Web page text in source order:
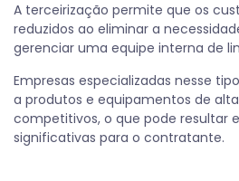
A terceirização permite que os
reduzidos ao eliminar a
gerenciar uma equipe interna de
Empresas especializadas nesse
a produtos e equipamentos de
competitivos, o que pode resultar
significativas para o contratante.